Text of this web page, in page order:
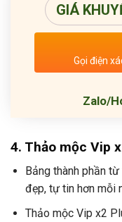
GIÁ
Gọi điện
Zalo/
4. Thảo mộc Vip
Bảng thành phần
đẹp, tự tin hơn mỗi
Thảo mộc Vip x2